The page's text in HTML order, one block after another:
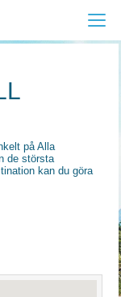
på Alla
de största
kan du göra